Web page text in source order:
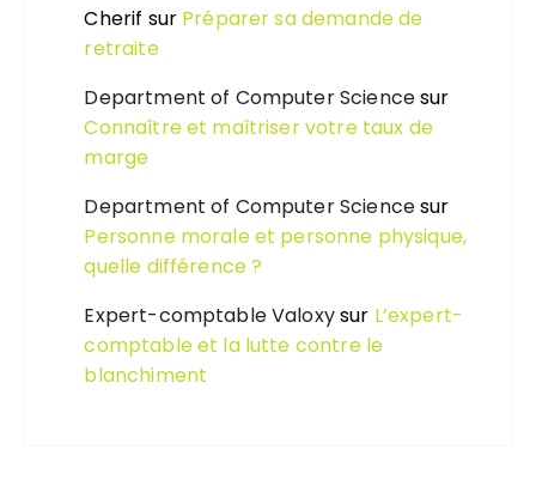
Cherif sur Préparer sa demande de
retraite
Department of Computer Sciencesur
Connaître et maîtriser votre taux de
marge
Department of Computer Sciencesur
Personne morale et personne physique,
quelle différence ?
Expert-comptable Valoxysur L’expert-
comptable et la lutte contre le
blanchiment